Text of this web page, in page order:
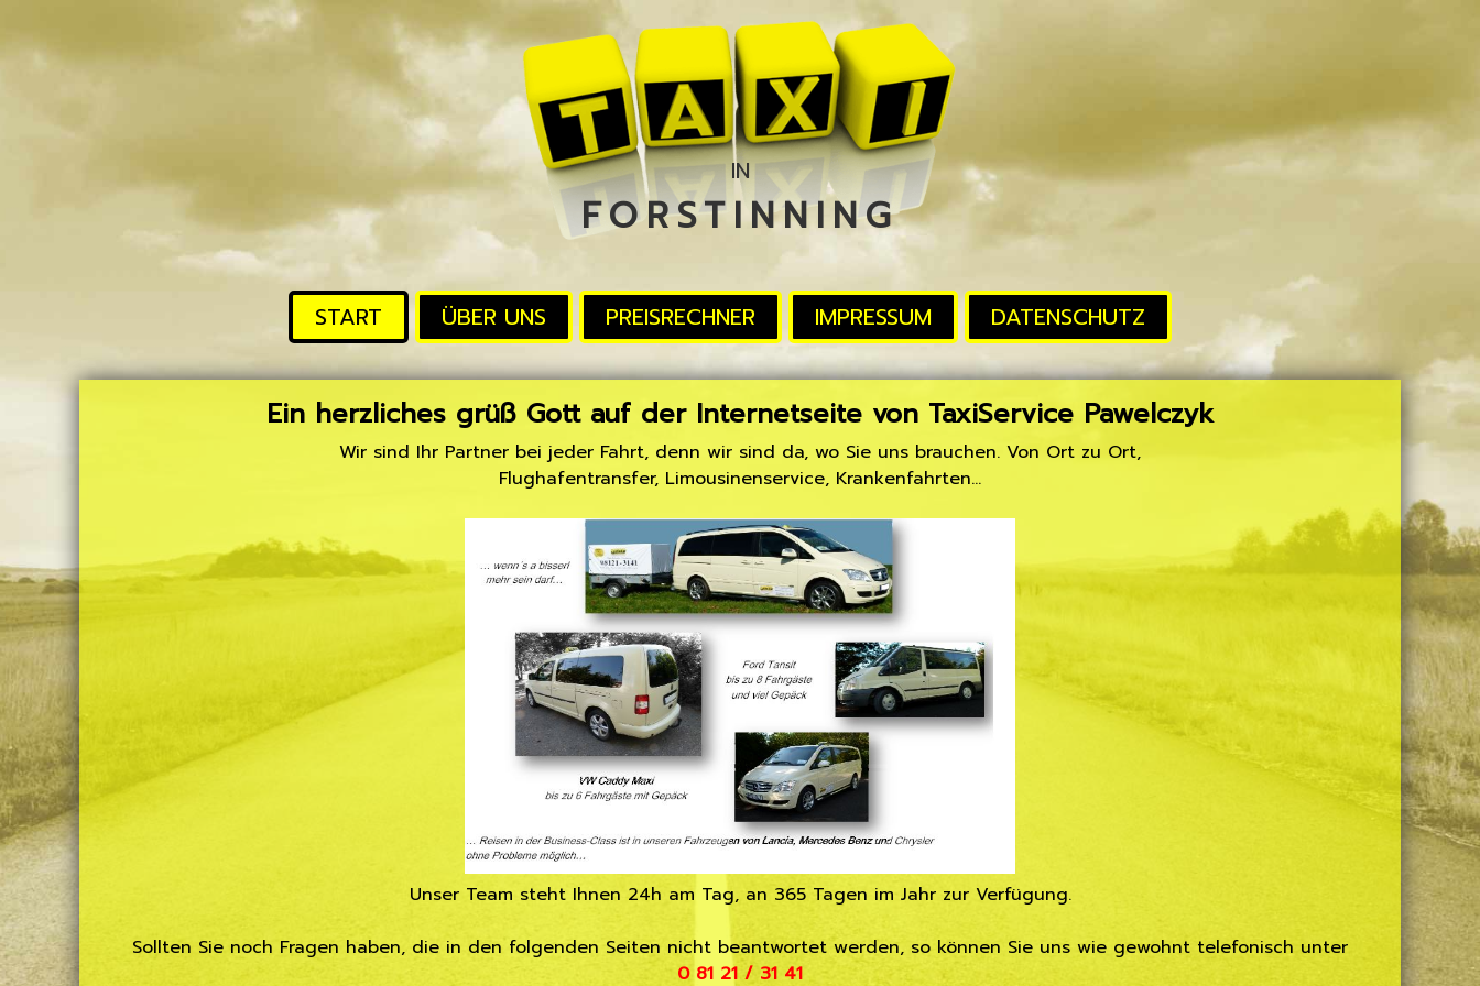
IN
FORSTINNING
START ÜBER UNS PREISRECHNER IMPRESSUM DATENSCHUTZ
Ein herzliches grüß Gott auf der Internetseite von TaxiService Pawelczyk
Wir sind Ihr Partner bei jeder Fahrt, denn wir sind da, wo Sie uns brauchen. Von Ort zu Ort,
Flughafen­transfer, Limousinen­service, Kranken­fahrten...
Unser Team steht Ihnen 24h am Tag, an 365 Tagen im Jahr zur Verfügung.
Sollten Sie noch Fragen haben, die in den folgenden Seiten nicht beantwortet werden, so können Sie uns wie gewohnt telefonisch unter
0 81 21 / 31 41